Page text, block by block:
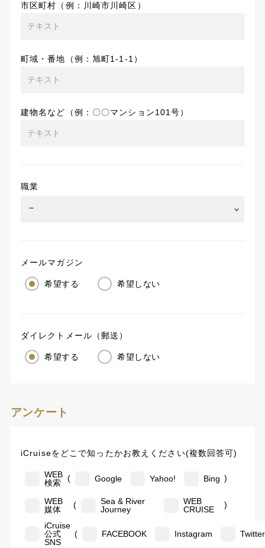
市区町村（例：川崎市川崎区）
町域・番地（例：旭町1-1-1）
建物名など（例：〇〇マンション101号）
職業
メールマガジン
希望する 希望しない
ダイレクトメール（郵送）
希望する 希望しない
アンケート
iCruiseをどこで知ったかお教えください(複数回答可)
WEB
検索
( Google Yahoo! Bing )
WEB
媒体
(
Sea & River
Journey
WEB
CRUISE
)
iCruise
公式
SNS
( FACEBOOK Instagram Twitter